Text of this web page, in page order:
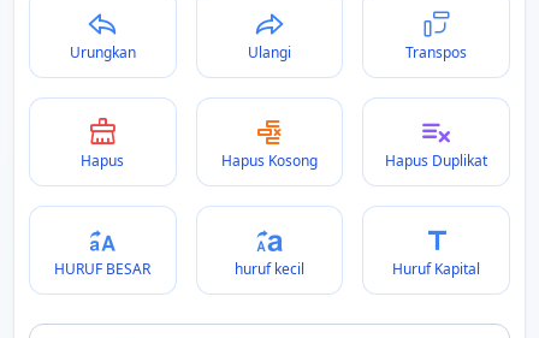
Urungkan Ulangi Transpos
Hapus Hapus Kosong Hapus Duplikat
HURUF BESAR huruf kecil Huruf Kapital